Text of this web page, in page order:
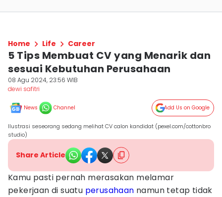
Home Life Career
5 Tips Membuat CV yang Menarik dan
sesuai Kebutuhan Perusahaan
08 Agu 2024, 23:56 WIB
dewi safitri
News Channel Add Us on Google
Ilustrasi seseorang sedang melihat CV calon kandidat (pexel.com/cottonbro
studio)
Share Article
Kamu pasti pernah merasakan melamar
pekerjaan di suatu perusahaan namun tetap tidak